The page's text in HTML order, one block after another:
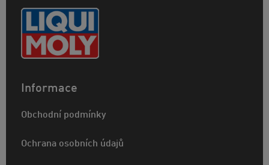
Informace
Obchodní podmínky
Ochrana osobních údajů